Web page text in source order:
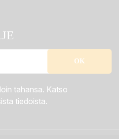
tahansa. Katso
tiedoista.